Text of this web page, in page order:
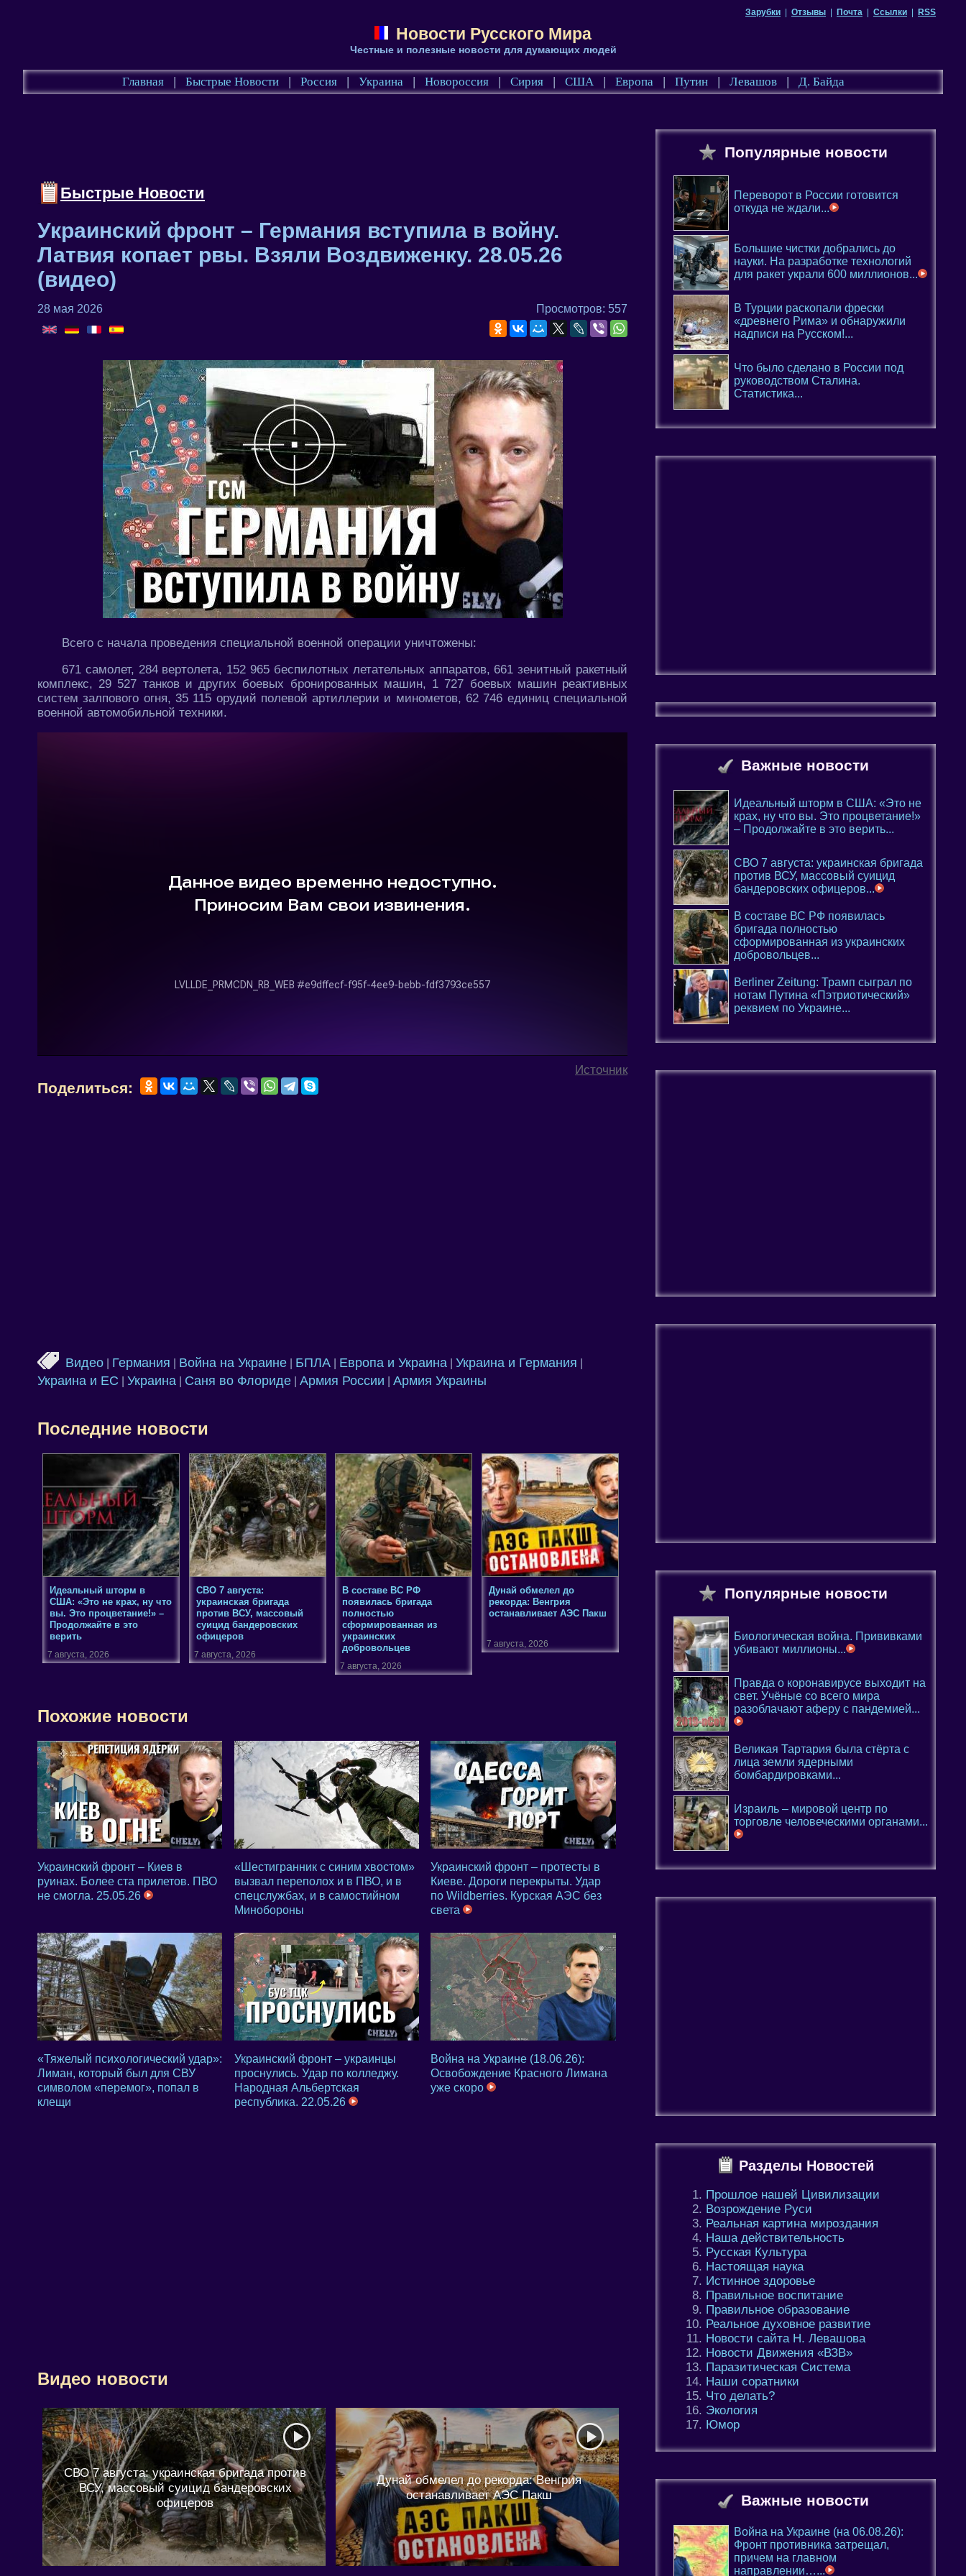
Зарубки Отзывы Почта Ссылки RSS
Новости Русского Мира
Честные и полезные новости для думающих людей
Главная | Быстрые Новости | Россия | Украина | Новороссия | Сирия | США | Европа | Путин | Левашов | Д. Байда
Быстрые Новости
Украинский фронт – Германия вступила в войну.
Латвия копает рвы. Взяли Воздвиженку. 28.05.26
(видео)
28 мая 2026 Просмотров: 557
Всего с начала проведения специальной военной операции уничтожены:
671 самолет, 284 вертолета, 152 965 беспилотных летательных аппаратов, 661 зенитный ракетный
комплекс, 29 527 танков и других боевых бронированных машин, 1 727 боевых машин реактивных
систем залпового огня, 35 115 орудий полевой артиллерии и минометов, 62 746 единиц специальной
военной автомобильной техники.
Источник
Поделиться:
Видео Германия Война на Украине БПЛА Европа и Украина Украина и Германия
Украина и ЕС Украина Саня во Флориде Армия России Армия Украины
Последние новости
Идеальный шторм в
США: «Это не крах, ну что
вы. Это процветание!» –
Продолжайте в это
верить
7 августа, 2026
СВО 7 августа:
украинская бригада
против ВСУ, массовый
суицид бандеровских
офицеров
7 августа, 2026
В составе ВС РФ
появилась бригада
полностью
сформированная из
украинских
добровольцев
7 августа, 2026
Дунай обмелел до
рекорда: Венгрия
останавливает АЭС Пакш
7 августа, 2026
Похожие новости
Украинский фронт – Киев в
руинах. Более ста прилетов. ПВО
не смогла. 25.05.26
«Шестигранник с синим хвостом»
вызвал переполох и в ПВО, и в
спецслужбах, и в самостийном
Минобороны
Украинский фронт – протесты в
Киеве. Дороги перекрыты. Удар
по Wildberries. Курская АЭС без
света
«Тяжелый психологический удар»:
Лиман, который был для СВУ
символом «перемог», попал в
клещи
Украинский фронт – украинцы
проснулись. Удар по колледжу.
Народная Альбертская
республика. 22.05.26
Война на Украине (18.06.26):
Освобождение Красного Лимана
уже скоро
Видео новости
СВО 7 августа: украинская бригада против
ВСУ, массовый суицид бандеровских
офицеров
Дунай обмелел до рекорда: Венгрия
останавливает АЭС Пакш
Популярные новости
Переворот в России готовится
откуда не ждали...
Большие чистки добрались до
науки. На разработке технологий
для ракет украли 600 миллионов...
В Турции раскопали фрески
«древнего Рима» и обнаружили
надписи на Русском!...
Что было сделано в России под
руководством Сталина.
Статистика...
Важные новости
Идеальный шторм в США: «Это не
крах, ну что вы. Это процветание!»
– Продолжайте в это верить...
СВО 7 августа: украинская бригада
против ВСУ, массовый суицид
бандеровских офицеров...
В составе ВС РФ появилась
бригада полностью
сформированная из украинских
добровольцев...
Berliner Zeitung: Трамп сыграл по
нотам Путина «Пэтриотический»
реквием по Украине...
Популярные новости
Биологическая война. Прививками
убивают миллионы...
Правда о коронавирусе выходит на
свет. Учёные со всего мира
разоблачают аферу с пандемией...
Великая Тартария была стёрта с
лица земли ядерными
бомбардировками...
Израиль – мировой центр по
торговле человеческими органами...
Разделы Новостей
Прошлое нашей Цивилизации
Возрождение Руси
Реальная картина мироздания
Наша действительность
Русская Культура
Настоящая наука
Истинное здоровье
Правильное воспитание
Правильное образование
Реальное духовное развитие
Новости сайта Н. Левашова
Новости Движения «ВЗВ»
Паразитическая Система
Наши соратники
Что делать?
Экология
Юмор
Важные новости
Война на Украине (на 06.08.26):
Фронт противника затрещал,
причем на главном
направлении…...